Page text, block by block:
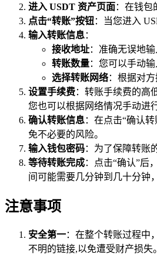
进入 USDT 资产页面：在钱包
点击“转账”按钮：当您进入
输入转账信息：
接收地址：准确无误地
转账数量：您可以手动
选择转账网络：根据对
设置手续费：转账手续费的高
您也可以根据网络情况手动进
确认转账信息：在点击“确认
免不必要的风险。
输入钱包密码：为了保障转账
等待转账完成：点击“确认”后
间可能需要几分钟到几十分钟
注意事项
安全第一：在整个转账过程中
不明的链接,以免遭受财产损失。